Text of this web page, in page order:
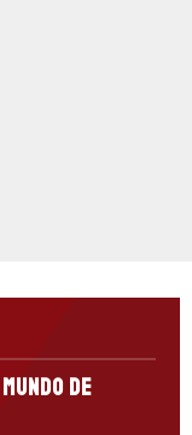
de